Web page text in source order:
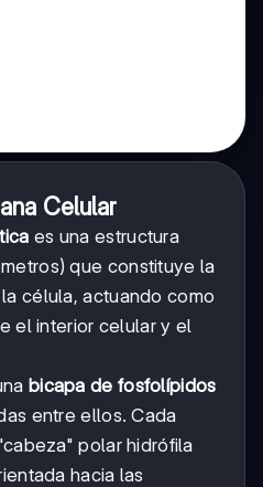
Celular
es una estructura
que constituye la
célula, actuando como
el interior celular y el
bicapa de fosfolípidos
entre ellos. Cada
polar hidrófila
hacia las